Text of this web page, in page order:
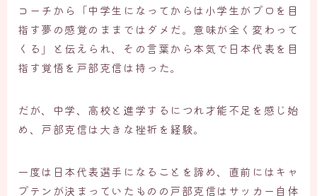
コーチから「中学生になってからは小学生がプロを目
指す夢の感覚のままではダメだ。意味が全く変わって
くる」と伝えられ、その言葉から本気で日本代表を目
指す覚悟を戸部克信は持った。
だが、中学、高校と進学するにつれ才能不足を感じ始
め、戸部克信は大きな挫折を経験。
一度は日本代表選手になることを諦め、直前にはキャ
プテンが決まっていたものの戸部克信はサッカー自体